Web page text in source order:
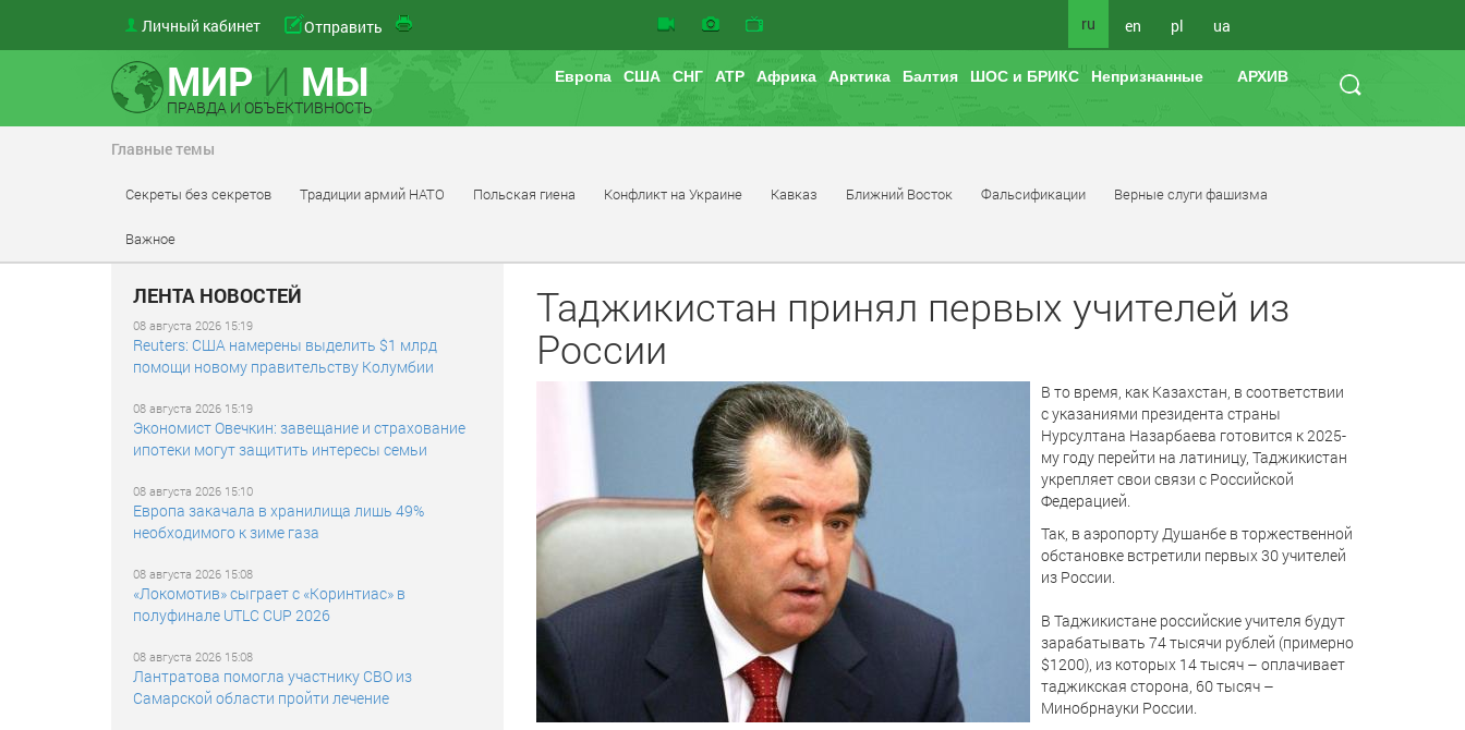
Личный кабинет Отправить ru en pl ua
МИР И МЫ
ПРАВДА И ОБЪЕКТИВНОСТЬ
Европа США СНГ АТР Африка Арктика Балтия ШОС и БРИКС Непризнанные АРХИВ
Главные темы
Секреты без секретов Традиции армий НАТО Польская гиена Конфликт на Украине Кавказ Ближний Восток Фальсификации Верные слуги фашизма
Важное
ЛЕНТА НОВОСТЕЙ
08 августа 2026 15:19
Reuters: США намерены выделить $1 млрд
помощи новому правительству Колумбии
08 августа 2026 15:19
Экономист Овечкин: завещание и страхование
ипотеки могут защитить интересы семьи
08 августа 2026 15:10
Европа закачала в хранилища лишь 49%
необходимого к зиме газа
08 августа 2026 15:08
«Локомотив» сыграет с «Коринтиас» в
полуфинале UTLC CUP 2026
08 августа 2026 15:08
Лантратова помогла участнику СВО из
Самарской области пройти лечение
Таджикистан принял первых учителей из
России
В то время, как Казахстан, в соответствии
с указаниями президента страны
Нурсултана Назарбаева готовится к 2025-
му году перейти на латиницу, Таджикистан
укрепляет свои связи с Российской
Федерацией.
Так, в аэропорту Душанбе в торжественной
обстановке встретили первых 30 учителей
из России.
В Таджикистане российские учителя будут
зарабатывать 74 тысячи рублей (примерно
$1200), из которых 14 тысяч – оплачивает
таджикская сторона, 60 тысяч –
Минобрнауки России.